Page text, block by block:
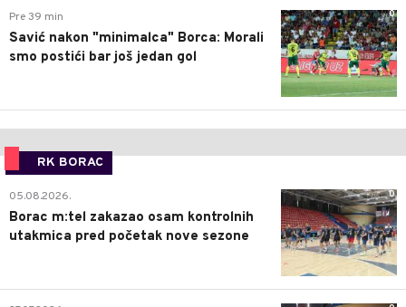
0
Pre 39 min
Savić nakon "minimalca" Borca: Morali
smo postići bar još jedan gol
RK BORAC
0
05.08.2026.
Borac m:tel zakazao osam kontrolnih
utakmica pred početak nove sezone